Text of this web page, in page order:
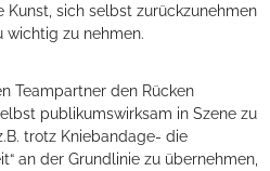
Kunst, sich selbst zurückzunehmen
wichtig zu nehmen.
Teampartner den Rücken
publikumswirksam in Szene zu
trotz Kniebandage- die
an der Grundlinie zu übernehmen,